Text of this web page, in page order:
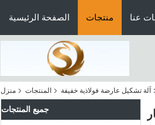
الصفحة الرئيسية منتجات عنا
منزل المنتجات آلة تشكيل عارضة فولاذية خفيفة
جميع المنتجات